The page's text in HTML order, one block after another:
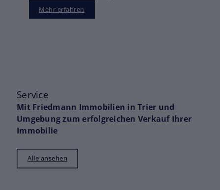
Mehr erfahren
Service
Mit Friedmann Immobilien in Trier und
Umgebung zum erfolgreichen Verkauf Ihrer
Immobilie
Alle ansehen